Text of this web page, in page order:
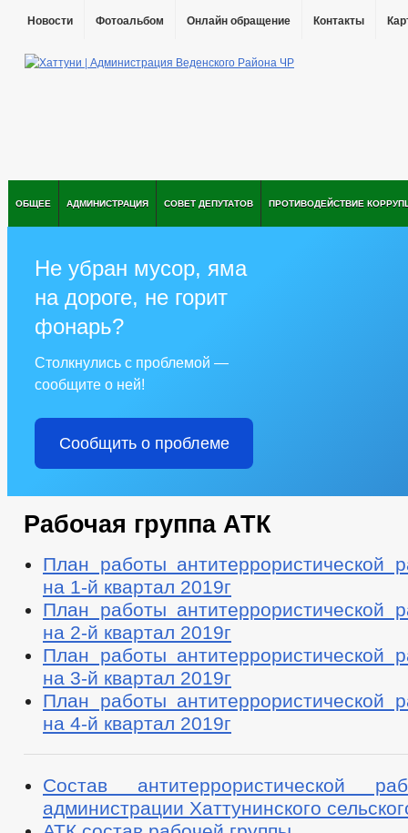
Новости Фотоальбом Онлайн обращение Контакты
ОБЩЕЕ АДМИНИСТРАЦИЯ СОВЕТ ДЕПУТАТОВ ПРОТИВОДЕЙСТВИЕ
Не убран мусор, яма
на дороге, не горит
фонарь?
Столкнулись с проблемой —
сообщите о ней!
Сообщить о проблеме
Рабочая группа АТК
План работы антитеррористической
на 1-й квартал 2019г
План работы антитеррористической
на 2-й квартал 2019г
План работы антитеррористической
на 3-й квартал 2019г
План работы антитеррористической
на 4-й квартал 2019г
Состав антитеррористической
администрации Хаттунинского